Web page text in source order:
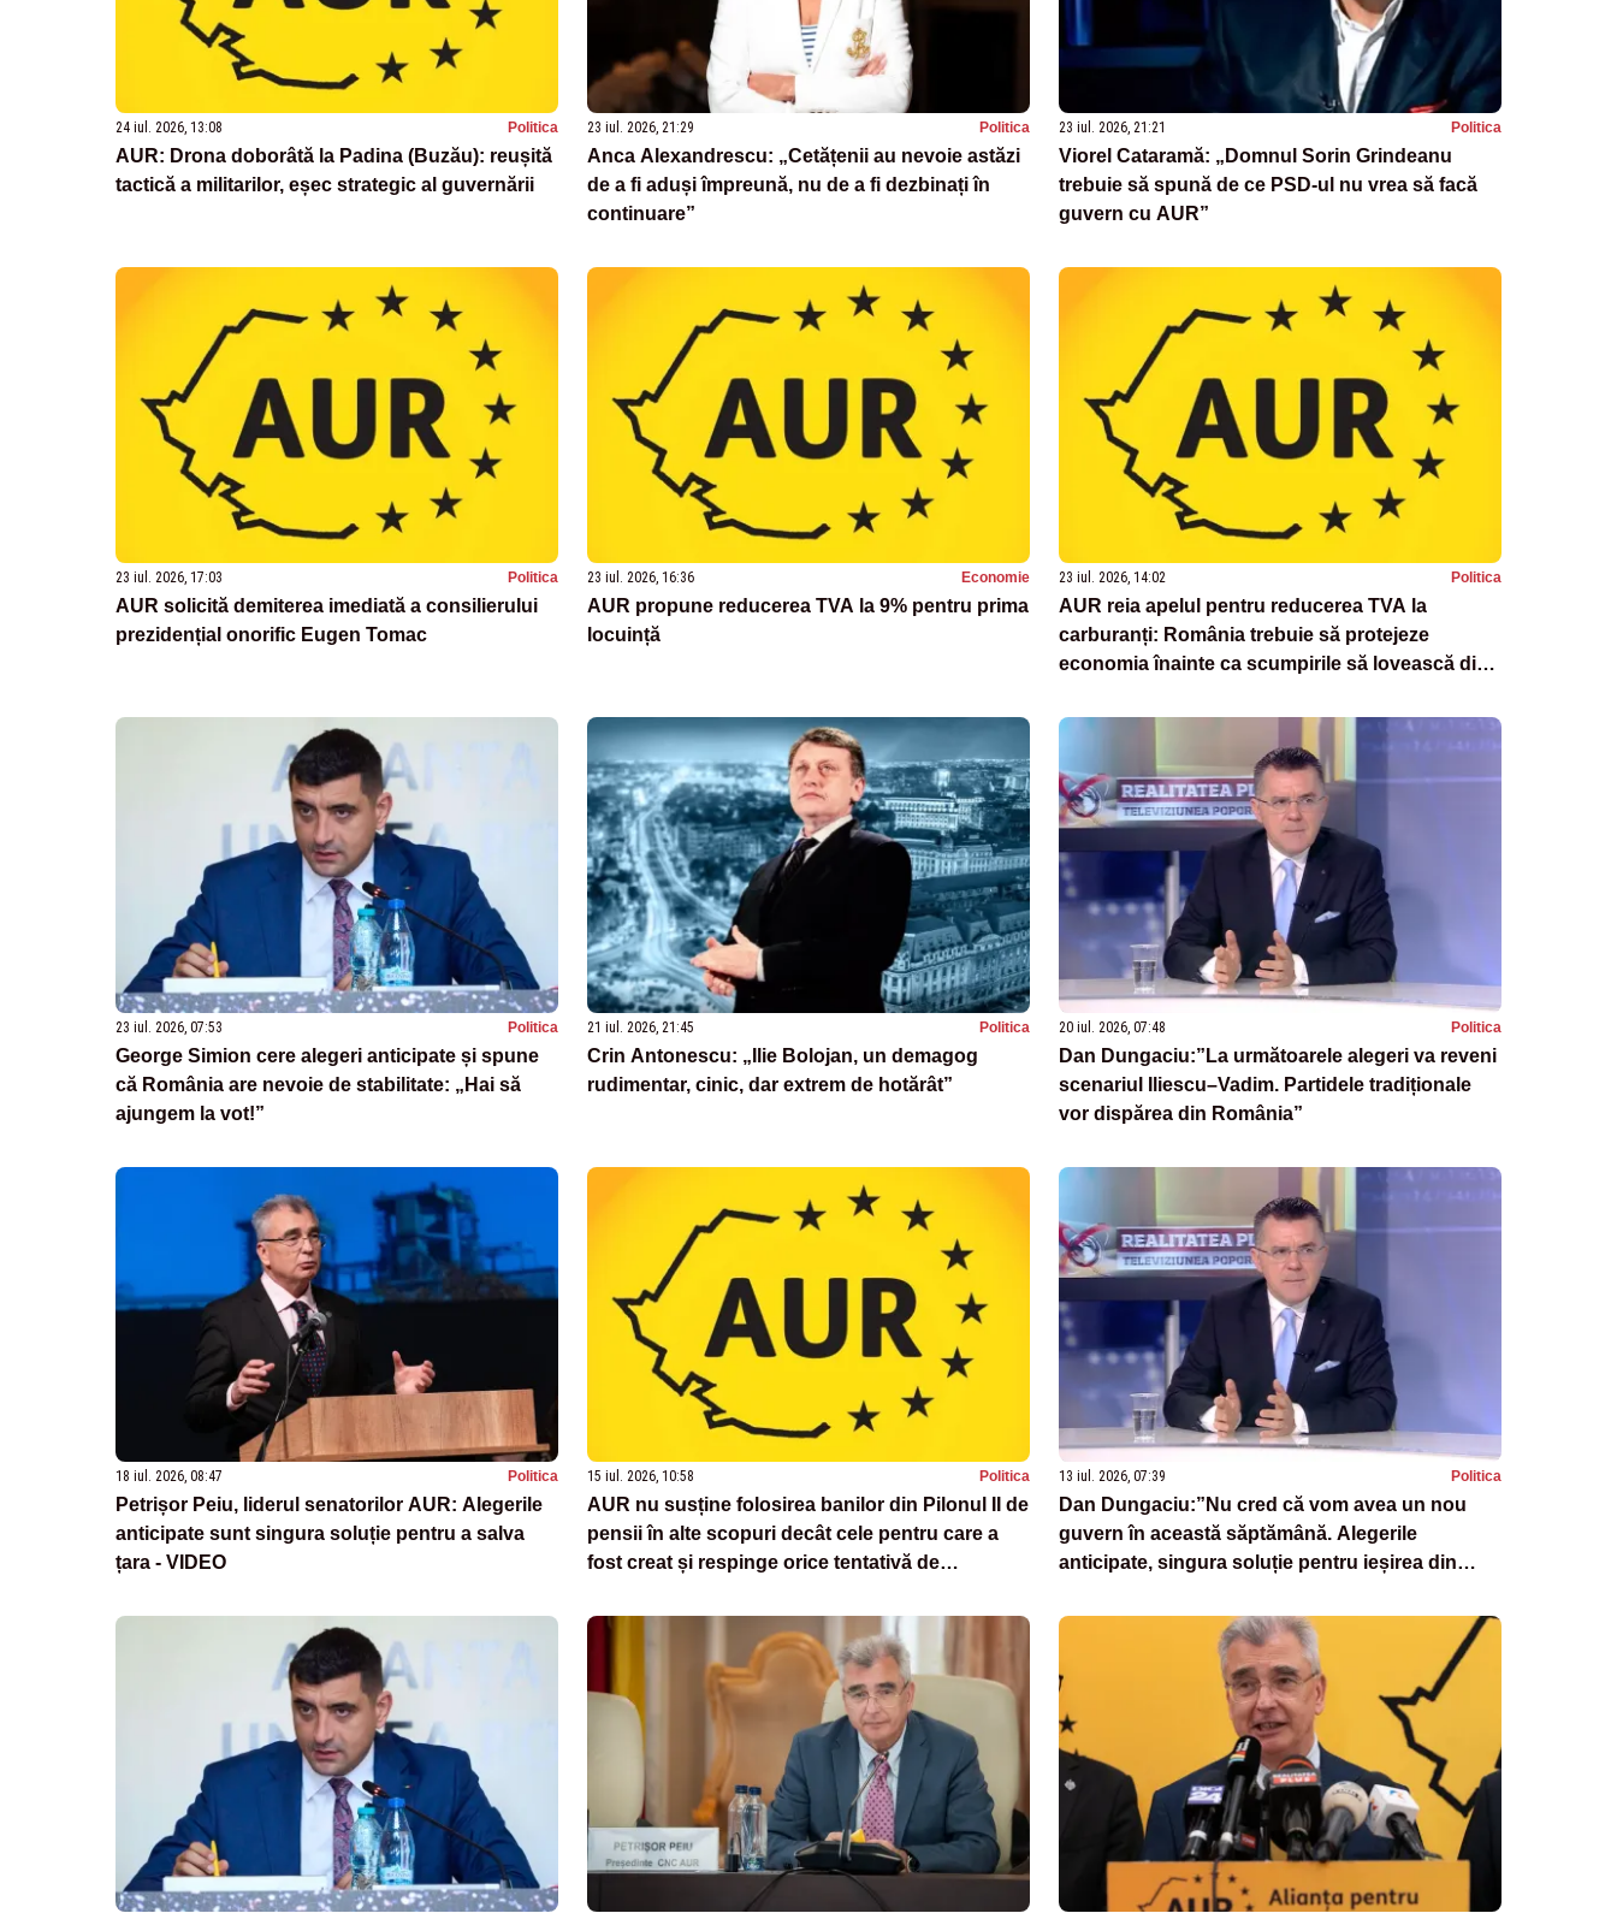
24 iul. 2026, 13:08 Politica
AUR: Drona doborâtă la Padina (Buzău): reușită
tactică a militarilor, eșec strategic al guvernării
23 iul. 2026, 21:29 Politica
Anca Alexandrescu: „Cetățenii au nevoie astăzi
de a fi aduși împreună, nu de a fi dezbinați în
continuare”
23 iul. 2026, 21:21 Politica
Viorel Cataramă: „Domnul Sorin Grindeanu
trebuie să spună de ce PSD-ul nu vrea să facă
guvern cu AUR”
23 iul. 2026, 17:03 Politica
AUR solicită demiterea imediată a consilierului
prezidențial onorific Eugen Tomac
23 iul. 2026, 16:36 Economie
AUR propune reducerea TVA la 9% pentru prima
locuință
23 iul. 2026, 14:02 Politica
AUR reia apelul pentru reducerea TVA la
carburanți: România trebuie să protejeze
economia înainte ca scumpirile să lovească din
23 iul. 2026, 07:53 Politica
George Simion cere alegeri anticipate și spune
că România are nevoie de stabilitate: „Hai să
ajungem la vot!”
21 iul. 2026, 21:45 Politica
Crin Antonescu: „Ilie Bolojan, un demagog
rudimentar, cinic, dar extrem de hotărât”
20 iul. 2026, 07:48 Politica
Dan Dungaciu:”La următoarele alegeri va reveni
scenariul Iliescu–Vadim. Partidele tradiționale
vor dispărea din România”
18 iul. 2026, 08:47 Politica
Petrișor Peiu, liderul senatorilor AUR: Alegerile
anticipate sunt singura soluție pentru a salva
țara - VIDEO
15 iul. 2026, 10:58 Politica
AUR nu susține folosirea banilor din Pilonul II de
pensii în alte scopuri decât cele pentru care a
fost creat și respinge orice tentativă de
13 iul. 2026, 07:39 Politica
Dan Dungaciu:”Nu cred că vom avea un nou
guvern în această săptămână. Alegerile
anticipate, singura soluție pentru ieșirea din